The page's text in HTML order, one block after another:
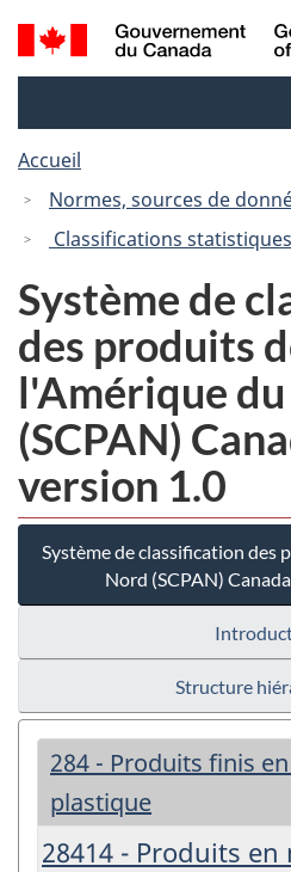
à
Recherche
et
Accueil
Normes, sources de
Classifications statistiques
Système de
des produits
l'Amérique
(SCPAN)
version 1.0
Système de classification des
Nord (SCPAN)
Structure
284 - Produits finis
plastique
28414 - Produits